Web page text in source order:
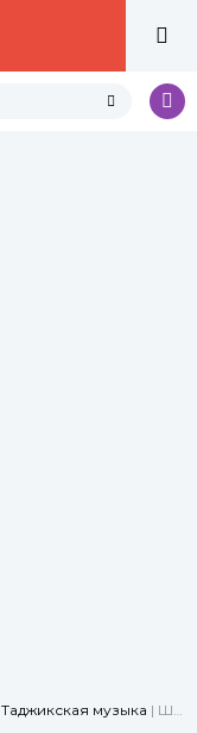
Таджикская музыка | Шахроми Абдухалим - Як ШАБ 2